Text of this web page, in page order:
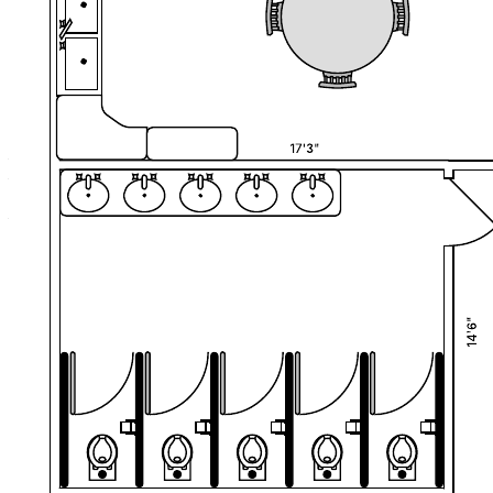
Этот подробный шаблон поможет вам:
— наметить планировку своего офиса (вид сверху);
— показать, где находятся и в каком отделе работают
сотрудники;
— сэкономить время ИТ-отделу, наглядно показав, какой